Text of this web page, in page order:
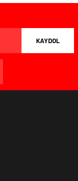
KAYDOL